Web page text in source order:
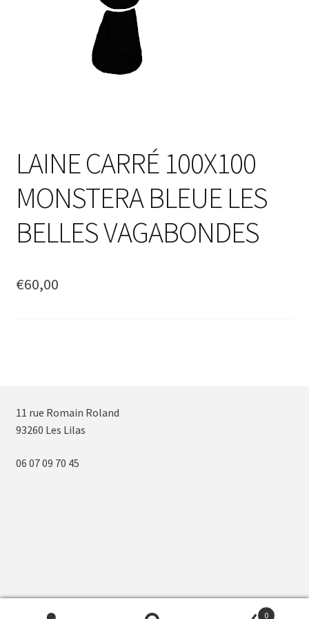
LAINE CARRÉ 100X100
MONSTERA BLEUE LES
BELLES VAGABONDES
€60,00
11 rue Romain Roland
93260 Les Lilas
06 07 09 70 45
0